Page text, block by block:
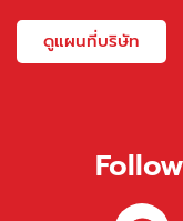
ดูแผนที่บริษัท